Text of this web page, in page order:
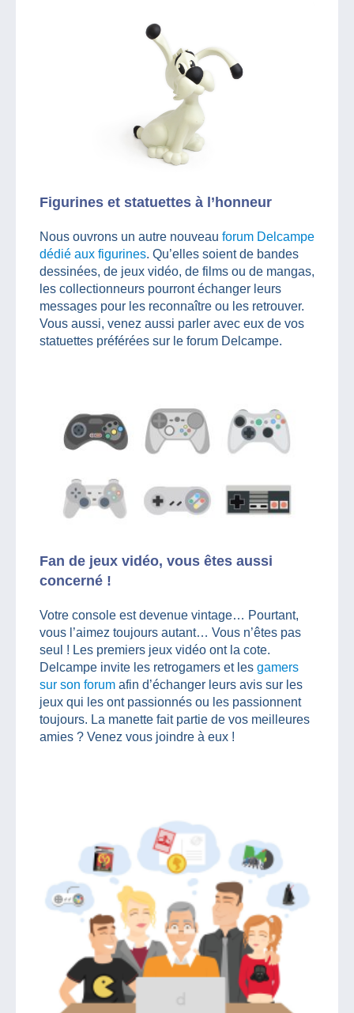
Figurines et statuettes à l’honneur
Nous ouvrons un autre nouveau forum Delcampe
dédié aux figurines. Qu’elles soient de bandes
dessinées, de jeux vidéo, de films ou de mangas,
les collectionneurs pourront échanger leurs
messages pour les reconnaître ou les retrouver.
Vous aussi, venez aussi parler avec eux de vos
statuettes préférées sur le forum Delcampe.
Fan de jeux vidéo, vous êtes aussi
concerné !
Votre console est devenue vintage… Pourtant,
vous l’aimez toujours autant… Vous n’êtes pas
seul ! Les premiers jeux vidéo ont la cote.
Delcampe invite les retrogamers et les gamers
sur son forum afin d’échanger leurs avis sur les
jeux qui les ont passionnés ou les passionnent
toujours. La manette fait partie de vos meilleures
amies ? Venez vous joindre à eux !